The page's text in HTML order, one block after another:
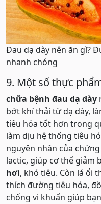
Đau dạ dày nên ăn gì?
nhanh chóng
9. Một số thực
chữa bệnh đau dạ dày
bớt khí thải từ dạ dày,
tiêu hóa tốt hơn trong
làm dịu hệ thống tiêu
nguyên nhân của
lactic, giúp cơ thể giảm
hơi, khó tiêu. Còn lá ổi
thích đường tiêu hóa,
chống vi khuẩn giúp